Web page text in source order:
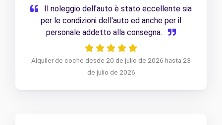
Il noleggio dell'auto è stato eccellente sia
per le condizioni dell'auto ed anche per il
personale addetto alla consegna.
Alquiler de coche desde 20 de julio de 2026 hasta 23
de julio de 2026